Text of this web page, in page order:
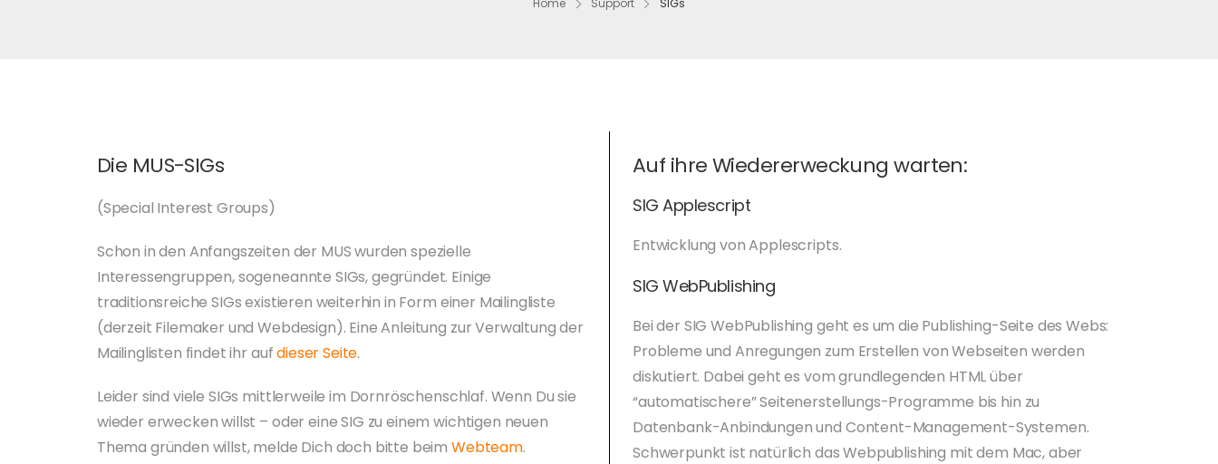
Home Support SIGs
Die MUS-SIGs
(Special Interest Groups)
Schon in den Anfangszeiten der MUS wurden spezielle
Interessengruppen, sogeneannte SIGs, gegründet. Einige
traditionsreiche SIGs existieren weiterhin in Form einer Mailingliste
(derzeit Filemaker und Webdesign). Eine Anleitung zur Verwaltung der
Mailinglisten findet ihr aufdieser Seite.
Leider sind viele SIGs mittlerweile im Dornröschenschlaf. Wenn Du sie
wieder erwecken willst – oder eine SIG zu einem wichtigen neuen
Thema gründen willst, melde Dich doch bitte beimWebteam.
Auf ihre Wiedererweckung warten:
SIG Applescript
Entwicklung von Applescripts.
SIG WebPublishing
Bei der SIG WebPublishing geht es um die Publishing-Seite des Webs:
Probleme und Anregungen zum Erstellen von Webseiten werden
diskutiert. Dabei geht es vom grundlegenden HTML über
“automatischere” Seitenerstellungs-Programme bis hin zu
Datenbank-Anbindungen und Content-Management-Systemen.
Schwerpunkt ist natürlich das Webpublishing mit dem Mac, aber